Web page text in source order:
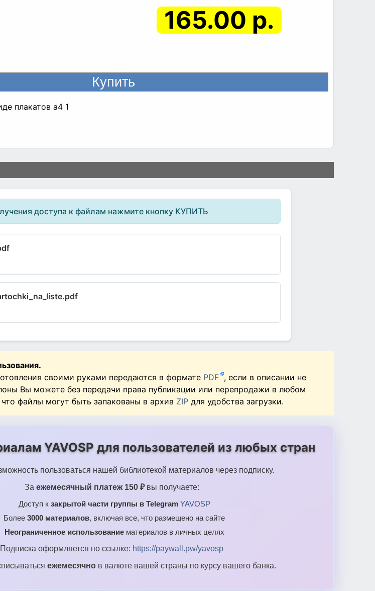
165.00 р.
плакатов а4 1
доступа к файлам нажмите кнопку КУПИТЬ
своими руками передаются в формате PDF , если в описании не
Вы можете без передачи права публикации или перепродажи в любом
файлы могут быть запакованы в архив ZIP для удобства загрузки.
YAVOSP для пользователей из любых стран
пользоваться нашей библиотекой материалов через подписку.
За ежемесячный платеж 150 ₽вы получаете:
Доступ к закрытой части группы в Telegram YAVOSP
Более 3000 материалов, включая все, что размещено на сайте
Неограниченное использованиематериалов в личных целях
Подписка оформляется по ссылке: https://paywall.pw/yavosp
ежемесячно в валюте вашей страны по курсу вашего банка.